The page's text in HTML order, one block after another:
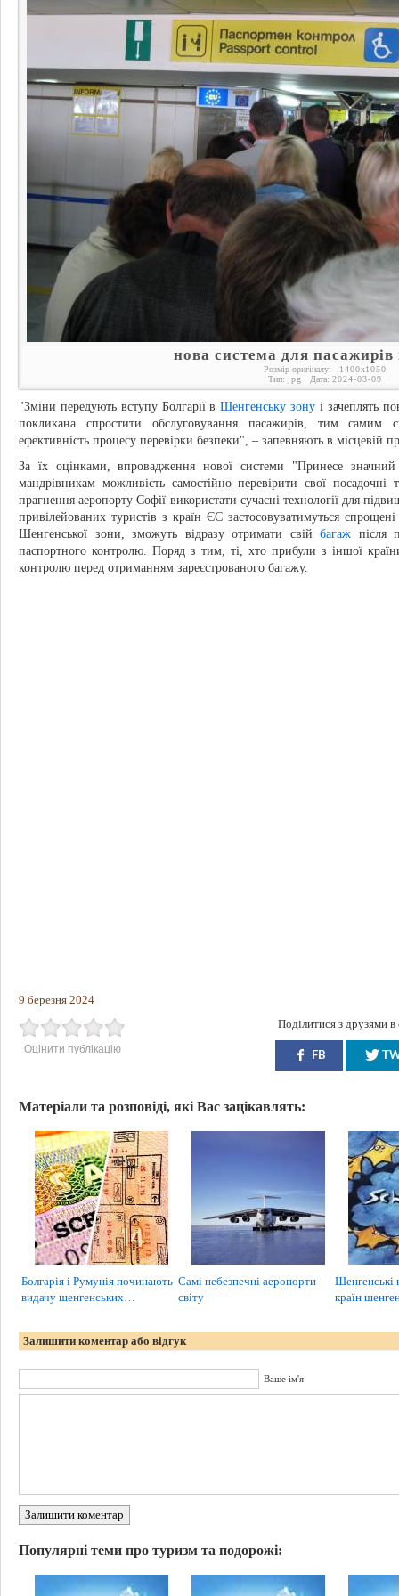
нова система для пасажирів
Розмір оригіналу: 1400x1050
Тип: jpg Дата: 2024-03-09
"Зміни передують вступу Болгарії вШенгенську зону і зачеплять
покликана спростити обслуговування пасажирів, тим самим
ефективність процесу перевірки безпеки", – запевняють в місцевій
За їх оцінками, впровадження нової системи "Принесе
мандрівникам можливість самостійно перевірити свої
прагнення аеропорту Софії використати сучасні технології для
привілейованих туристів з країн ЄС застосовуватимуться
Шенгенської зони, зможуть відразу отримати свійбагаж після
паспортного контролю. Поряд з тим, ті, хто прибули з іншої
контролю перед отриманням зареєстрованого багажу.
9 березня 2024
Оцінити публікацію
Поділитися з друзями
FB
Матеріали та розповіді, які Вас зацікавлять:
Болгарія і Румунія починають
видачу шенгенських…
Самі небезпечні аеропорти
світу
Шенгенські
країн
Залишити коментар або відгук
Ваше ім'я
Залишити коментар
Популярні теми про туризм та подорожі: